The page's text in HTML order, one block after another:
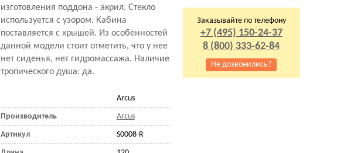
изготовления поддона - акрил. Стекло
используется с узором. Кабина
поставляется с крышей. Из особенностей
данной модели стоит отметить, что у нее
нет сиденья, нет гидромассажа. Наличие
тропического душа: да.
Arcus
Производитель Arcus
Артикул S0008-R
Заказывайте по телефону
+7 (495) 150-24-37
8 (800) 333-62-84
Не дозвонились?